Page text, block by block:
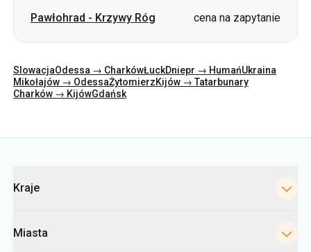
Pawłohrad - Krzywy Róg cena na zapytanie
SlowacjaOdessa → CharkówŁuckDniepr → HumańUkraina
Mikołajów → OdessaŻytomierzKijów → Tatarbunary
Charków → KijówGdańsk
Kraje
Miasta